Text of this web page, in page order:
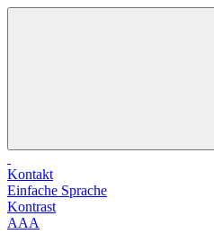
Kontakt
Einfache Sprache
Kontrast
AAA